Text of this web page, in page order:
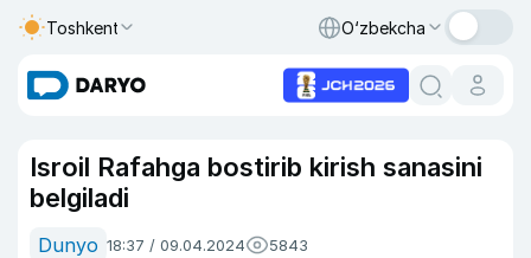
Toshkent O‘zbekcha
Isroil Rafahga bostirib kirish sanasini
belgiladi
Dunyo 18:37 / 09.04.2024 5843